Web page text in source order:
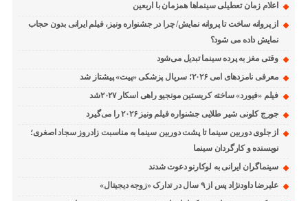
اعلام زمان تعطیلی سینماها همزمان با اربعین
از پروانه ساخت تا پروانه نمایش/ چرا در جشنواره ونیز، فیلم ایرانی بدون حجاب
نمایش داده می شود؟
وقتی مغز به پرده سینما تبدیل می‌شود
معرفی نامزدهای امی ۲۰۲۶؛ سریال پزشکی «پیت» پیشتاز شد
فیلم «فیورد» ساخته کریستین مونجیو راهی اسکار ۲۰۲۷شد
جورج کلونی شیر طلایی جشنواره فیلم ونیز ۲۰۲۶ را می‌گیرد
از جلوی دوربین سینما تا پشت دوربین سینما به مناسبت زادروز سجاد اصغری؛
نویسنده و کارگردان سینما
سینماگران ایرانی به لوکارنو دعوت شدند
علیرضا داودنژاد پس از ۹ سال در تدارک «زوجه دیجیتال»